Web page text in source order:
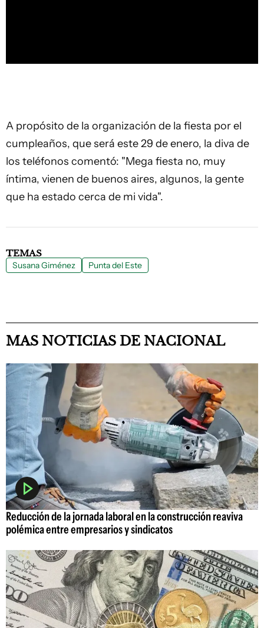
A propósito de la organización de la fiesta por el
cumpleaños, que será este 29 de enero, la diva de
los teléfonos comentó: "Mega fiesta no, muy
íntima, vienen de buenos aires, algunos, la gente
que ha estado cerca de mi vida".
TEMAS
Susana Giménez Punta del Este
MAS NOTICIAS DE NACIONAL
Reducción de la jornada laboral en la construcción reaviva
polémica entre empresarios y sindicatos